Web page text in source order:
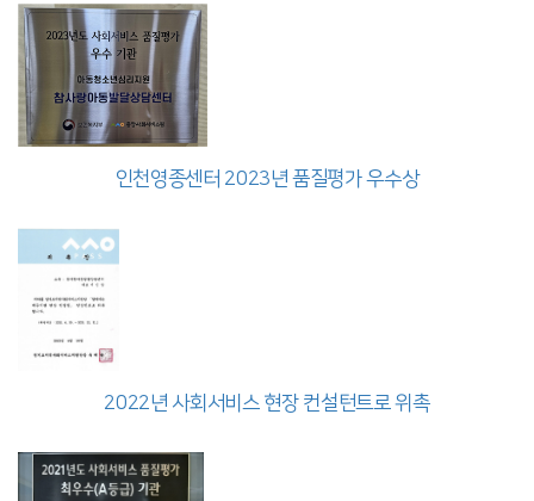
인천영종센터 2023년 품질평가 우수상
2022년 사회서비스 현장 컨설턴트로 위촉